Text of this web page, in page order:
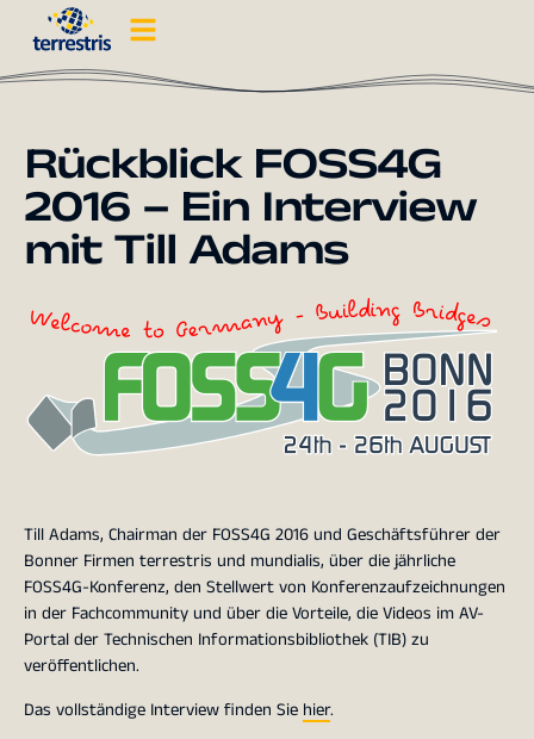
Rückblick FOSS4G
2016 – Ein Interview
mit Till Adams
Till Adams, Chairman der FOSS4G 2016 und Geschäftsführer der
Bonner Firmen terrestris und mundialis, über die jährliche
FOSS4G-Konferenz, den Stellwert von Konferenzaufzeichnungen
in der Fachcommunity und über die Vorteile, die Videos im AV-
Portal der Technischen Informationsbibliothek (TIB) zu
veröffentlichen.
Das vollständige Interview finden Sie hier.